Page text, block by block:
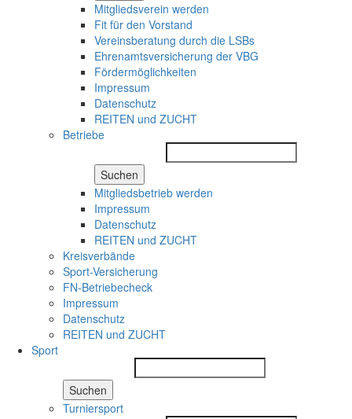
Mitgliedsverein werden
Fit für den Vorstand
Vereinsberatung durch die LSBs
Ehrenamtsversicherung der VBG
Fördermöglichkeiten
Impressum
Datenschutz
REITEN und ZUCHT
Betriebe
Suchen
Mitgliedsbetrieb werden
Impressum
Datenschutz
REITEN und ZUCHT
Kreisverbände
Sport-Versicherung
FN-Betriebecheck
Impressum
Datenschutz
REITEN und ZUCHT
Sport
Suchen
Turniersport